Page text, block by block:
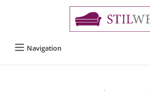
Navigation